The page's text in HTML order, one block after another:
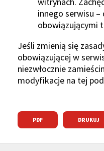
innego serwisu –
obowiązującymi
Jeśli zmienią się
obowiązującej w
niezwłocznie
modyfikacje na tej
PDF DRUKUJ